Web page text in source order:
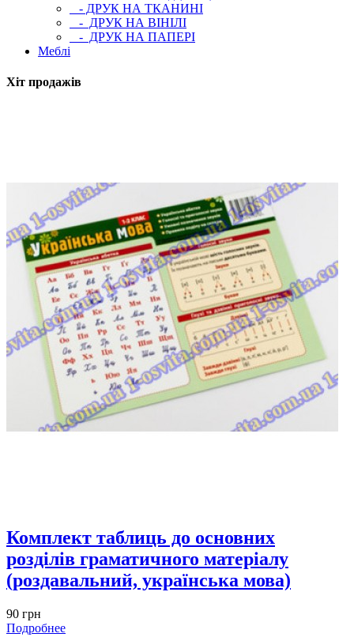
- ДРУК НА ТКАНИНІ
- ДРУК НА ВІНІЛІ
- ДРУК НА ПАПЕРІ
Меблі
Хіт продажів
Комплект таблиць до основних
розділів граматичного матеріалу
(роздавальний, українська мова)
90 грн
Подробнее